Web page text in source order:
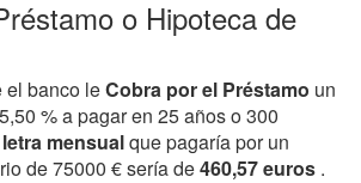
o Hipoteca de
el banco leCobra por el Préstamo un
% a pagar en 25 años o 300
mensualque pagaría por un
de 75000 € sería de460,57 euros .